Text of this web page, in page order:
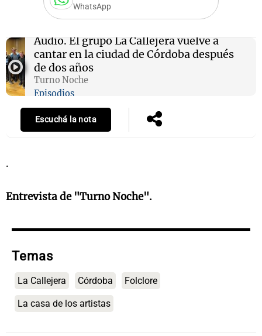
WhatsApp
Audio. El grupo La Callejera vuelve a
cantar en la ciudad de Córdoba después
de dos años
Turno Noche
Episodios
Escuchá la nota
.
Entrevista de "Turno Noche".
Temas
La Callejera Córdoba Folclore
La casa de los artistas